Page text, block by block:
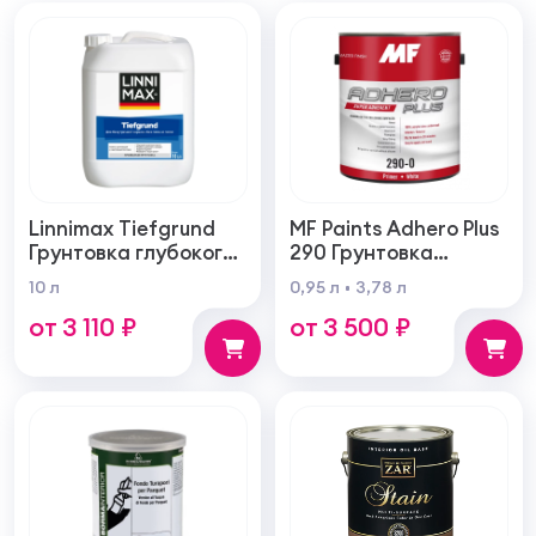
Linnimax Tiefgrund
Грунтовка глубокого
проникновения для
внутренних и
наружных работ
10 л
от 3 110 ₽
MF Paints Adhero Plus
290 Грунтовка
высшего качества из
100% акрилового
латекса для
0,95 л 3,78 л
от 3 500 ₽